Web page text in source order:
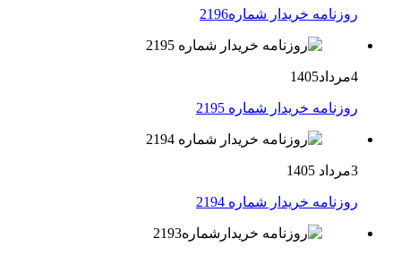
روزنامه خریدار شماره2196
4مرداد1405
روزنامه خریدار شماره 2195
3مرداد 1405
روزنامه خریدار شماره 2194